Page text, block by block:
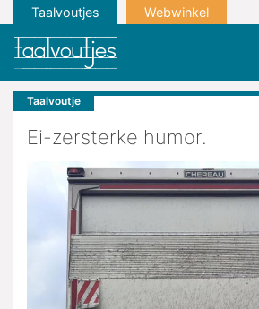
Taalvoutjes Webwinkel
Taalvoutje
Ei-zersterke humor.